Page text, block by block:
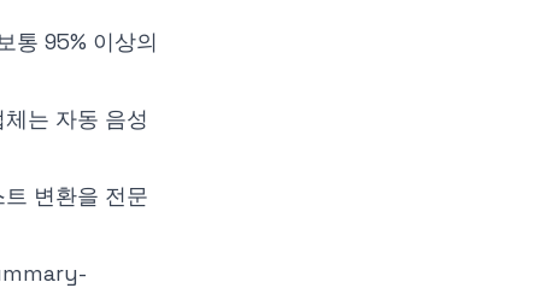
통 95% 이상의
는 자동 음성
변환을 전문